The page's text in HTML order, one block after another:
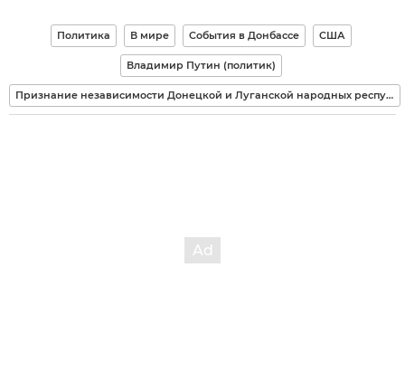
Политика В мире События в Донбассе США
Владимир Путин (политик)
Признание независимости Донецкой и Луганской народных республик